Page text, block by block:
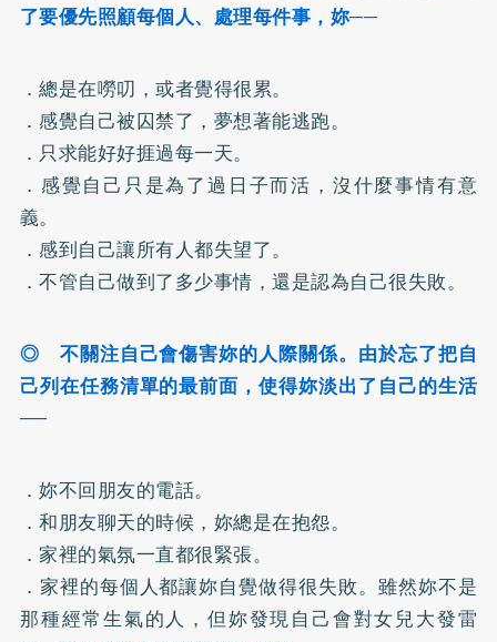
了要優先照顧每個人、處理每件事，妳──
．總是在嘮叨，或者覺得很累。
．感覺自己被囚禁了，夢想著能逃跑。
．只求能好好捱過每一天。
．感覺自己只是為了過日子而活，沒什麼事情有意
義。
．感到自己讓所有人都失望了。
．不管自己做到了多少事情，還是認為自己很失敗。
◎ 不關注自己會傷害妳的人際關係。由於忘了把自
己列在任務清單的最前面，使得妳淡出了自己的生活
──
．妳不回朋友的電話。
．和朋友聊天的時候，妳總是在抱怨。
．家裡的氣氛一直都很緊張。
．家裡的每個人都讓妳自覺做得很失敗。雖然妳不是
那種經常生氣的人，但妳發現自己會對女兒大發雷